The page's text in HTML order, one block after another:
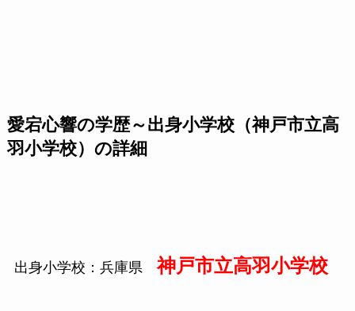
愛宕心響の学歴～出身小学校（神戸市立高
羽小学校）の詳細
出身小学校：兵庫県神戸市立高羽小学校